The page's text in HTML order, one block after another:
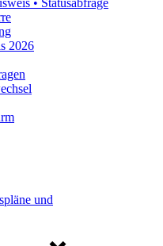
• Statusabfrage
2026
und